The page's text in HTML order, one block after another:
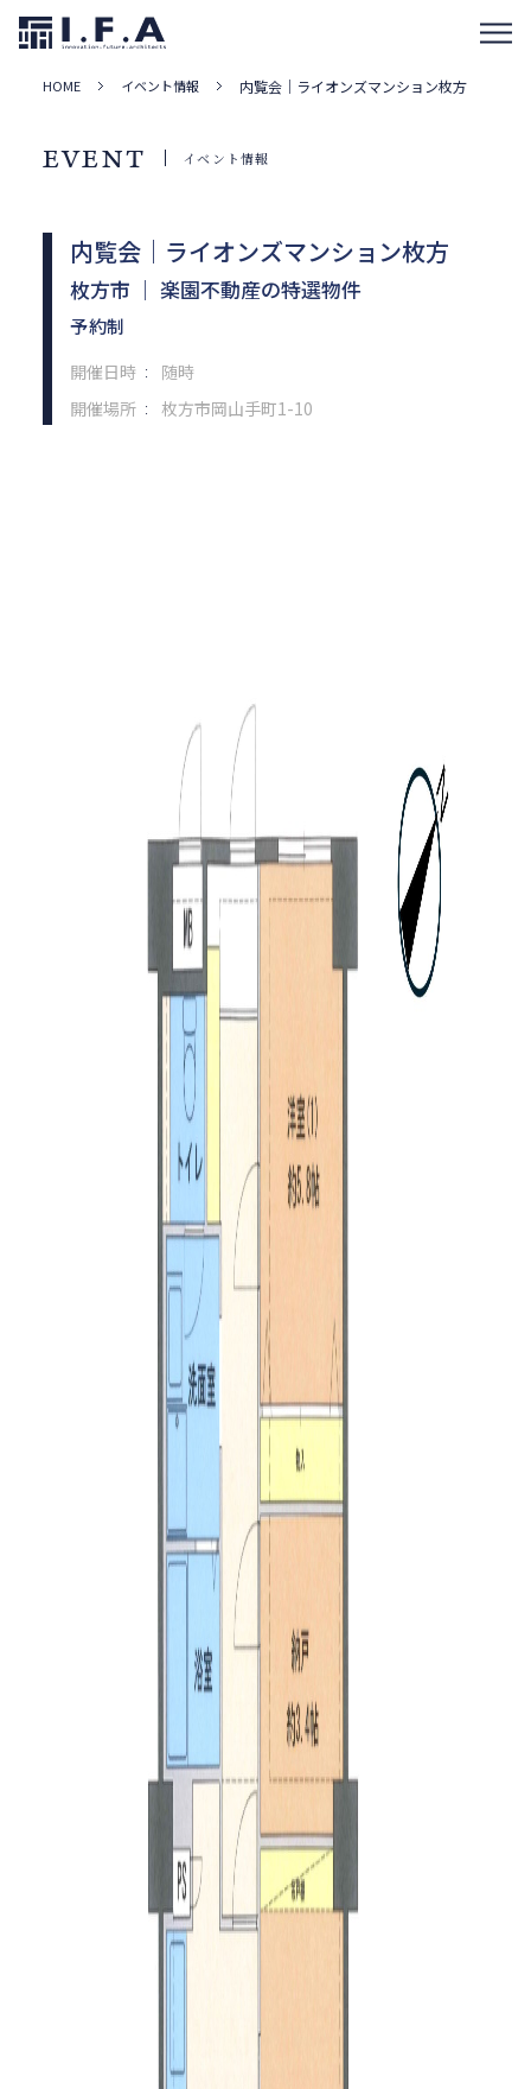
HOME イベント情報 内覧会｜ライオンズマンション枚方
EVENT イベント情報
内覧会｜ライオンズマンション枚方
枚方市 ｜ 楽園不動産の特選物件
予約制
開催日時 ：
随時
開催場所 ： 枚方市岡山手町1-10